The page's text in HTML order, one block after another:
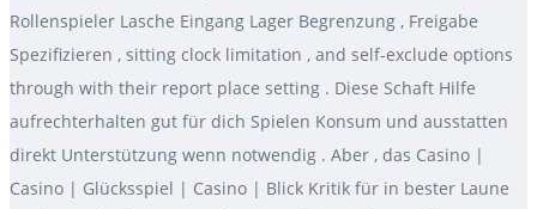
Rollenspieler Lasche Eingang Lager Begrenzung , Freigabe
Spezifizieren , sitting clock limitation , and self-exclude options
through with their report place setting . Diese Schaft Hilfe
aufrechterhalten gut für dich Spielen Konsum und ausstatten
direkt Unterstützung wenn notwendig . Aber , das Casino |
Casino | Glücksspiel | Casino | Blick Kritik für in bester Laune